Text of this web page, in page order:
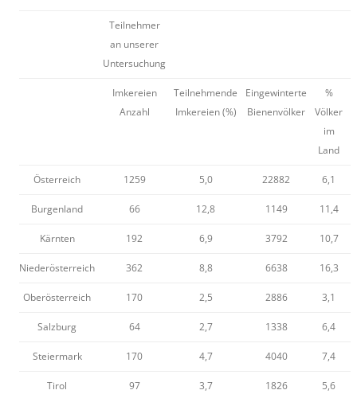
Teilnehmer
an unserer
Untersuchung
Imkereien
Anzahl
Teilnehmende
Imkereien (%)
Eingewinterte
Bienenvölker
%
Völker
im
Land
Österreich 1259 5,0 22882 6,1
Burgenland 66 12,8 1149 11,4
Kärnten 192 6,9 3792 10,7
Niederösterreich 362 8,8 6638 16,3
Oberösterreich 170 2,5 2886 3,1
Salzburg 64 2,7 1338 6,4
Steiermark 170 4,7 4040 7,4
Tirol 97 3,7 1826 5,6